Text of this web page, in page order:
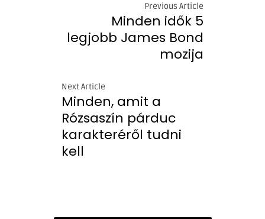
Previous Article
Minden idők 5
legjobb James Bond
mozija
Next Article
Minden, amit a
Rózsaszín párduc
karakteréről tudni
kell